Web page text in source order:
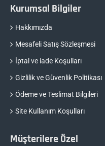
Kurumsal Bilgiler
Hakkımızda
Mesafeli Satış Sözleşmesi
İptal ve iade Koşulları
Gizlilik ve Güvenlik Politikası
Ödeme ve Teslimat Bilgileri
Site Kullanım Koşulları
Müşterilere Özel